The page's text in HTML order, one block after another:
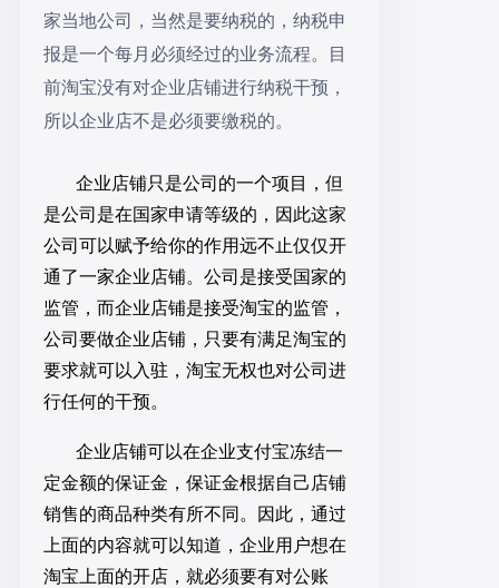
家当地公司，当然是要纳税的，纳税申
报是一个每月必须经过的业务流程。
目
前淘宝没有对企业店铺进行纳税干预 ，
所以企业店不是必须要缴税的。
企业店铺只是公司的一个项目，但
是公司是在国家申请等级的，因此这家
公司可以赋予给你的作用远不止仅仅开
通了一家企业店铺。公司是接受国家的
监管，而企业店铺是接受淘宝的监管，
公司要做企业店铺，只要有满足淘宝的
要求就可以入驻，淘宝无权也对公司进
行任何的干预。
企业店铺可以在企业支付宝冻结一
定金额的保证金，保证金根据自己店铺
销售的商品种类有所不同 。
因此，通过
上面的内容就可以知道，企业用户想在
淘宝上面的开店，就必须要有对公账